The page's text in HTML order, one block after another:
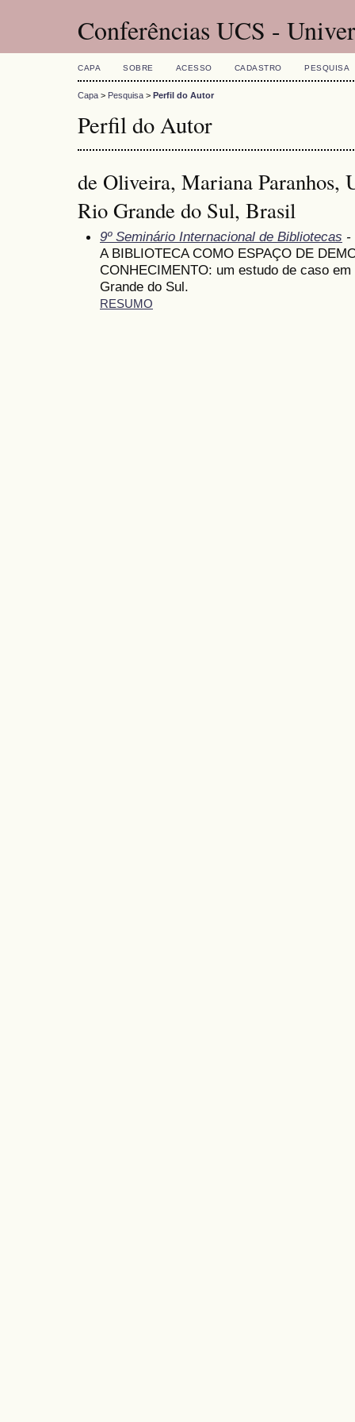
Conferências UCS -
CAPA SOBRE ACESSO CADASTRO PESQUISA
Capa > Pesquisa > Perfil do Autor
Perfil do Autor
de Oliveira, Mariana Paranhos,
Rio Grande do Sul, Brasil
9º Seminário Internacional de Bibliotecas -
A BIBLIOTECA COMO ESPAÇO DE
CONHECIMENTO: um estudo de caso
Grande do Sul.
RESUMO